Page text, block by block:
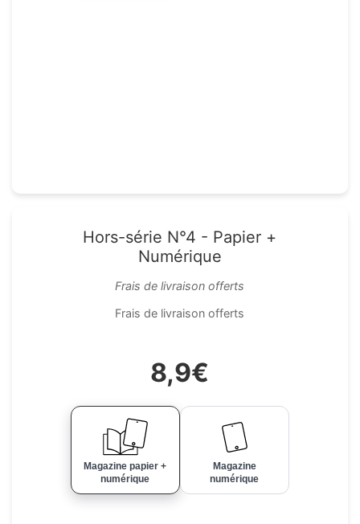
Hors-série N°4 - Papier +
Numérique
Frais de livraison offerts
Frais de livraison offerts
8,9€
Magazine papier +
numérique
Magazine
numérique